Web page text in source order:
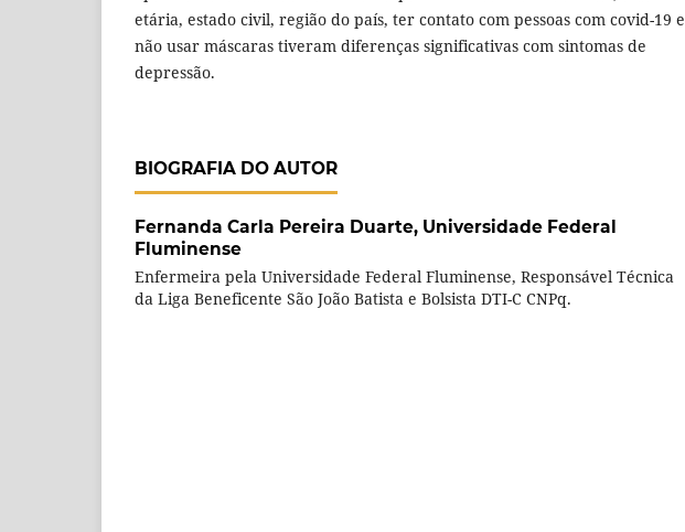
etária, estado civil, região do país, ter contato com pessoas com covid-19 e
não usar máscaras tiveram diferenças significativas com sintomas de
depressão.
BIOGRAFIA DO AUTOR
Fernanda Carla Pereira Duarte, Universidade Federal
Fluminense
Enfermeira pela Universidade Federal Fluminense, Responsável Técnica
da Liga Beneficente São João Batista e Bolsista DTI-C CNPq.